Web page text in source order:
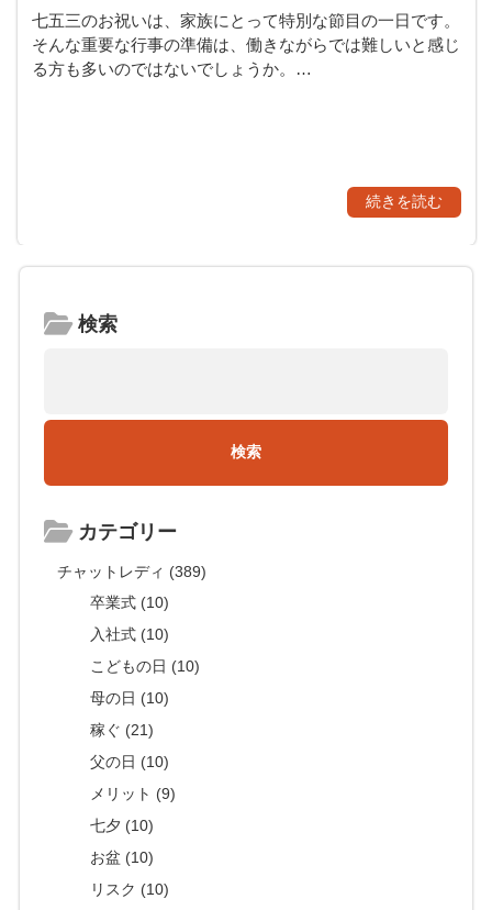
七五三のお祝いは、家族にとって特別な節目の一日です。
そんな重要な行事の準備は、働きながらでは難しいと感じ
る方も多いのではないでしょうか。…
続きを読む
検索
カテゴリー
チャットレディ (389)
卒業式 (10)
入社式 (10)
こどもの日 (10)
母の日 (10)
稼ぐ (21)
父の日 (10)
メリット (9)
七夕 (10)
お盆 (10)
リスク (10)